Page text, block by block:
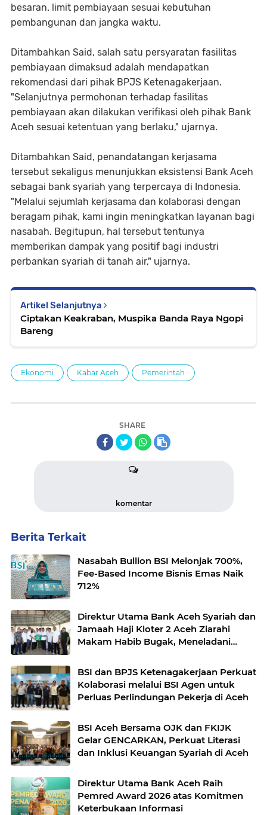
besaran. limit pembiayaan sesuai kebutuhan
pembangunan dan jangka waktu.
Ditambahkan Said, salah satu persyaratan fasilitas
pembiayaan dimaksud adalah mendapatkan
rekomendasi dari pihak BPJS Ketenagakerjaan.
"Selanjutnya permohonan terhadap fasilitas
pembiayaan akan dilakukan verifikasi oleh pihak Bank
Aceh sesuai ketentuan yang berlaku," ujarnya.
Ditambahkan Said, penandatangan kerjasama
tersebut sekaligus menunjukkan eksistensi Bank Aceh
sebagai bank syariah yang terpercaya di Indonesia.
"Melalui sejumlah kerjasama dan kolaborasi dengan
beragam pihak, kami ingin meningkatkan layanan bagi
nasabah. Begitupun, hal tersebut tentunya
memberikan dampak yang positif bagi industri
perbankan syariah di tanah air," ujarnya.
Artikel Selanjutnya
Ciptakan Keakraban, Muspika Banda Raya Ngopi
Bareng
Ekonomi Kabar Aceh Pemerintah
SHARE
komentar
Berita Terkait
Nasabah Bullion BSI Melonjak 700%,
Fee-Based Income Bisnis Emas Naik
712%
Direktur Utama Bank Aceh Syariah dan
Jamaah Haji Kloter 2 Aceh Ziarahi
Makam Habib Bugak, Meneladani
Sepanjang Zaman
BSI dan BPJS Ketenagakerjaan Perkuat
Kolaborasi melalui BSI Agen untuk
Perluas Perlindungan Pekerja di Aceh
BSI Aceh Bersama OJK dan FKIJK
Gelar GENCARKAN, Perkuat Literasi
dan Inklusi Keuangan Syariah di Aceh
Direktur Utama Bank Aceh Raih
Pemred Award 2026 atas Komitmen
Keterbukaan Informasi